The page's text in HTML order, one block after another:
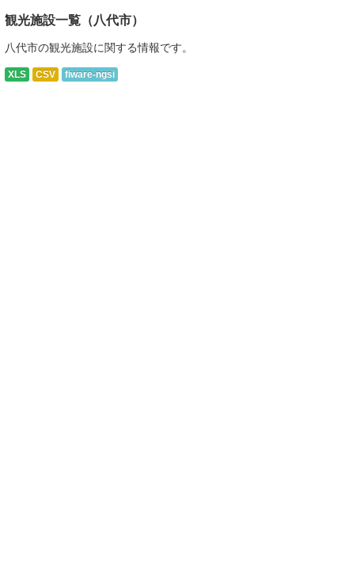
観光施設一覧（八代市）
八代市の観光施設に関する情報です。
XLS CSV fiware-ngsi